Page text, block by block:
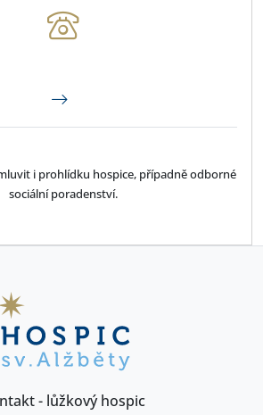
i prohlídku hospice, případně odborné
sociální poradenství.
- lůžkový hospic